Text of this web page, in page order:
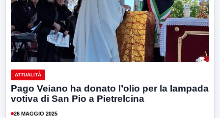
ATTUALITÀ
Pago Veiano ha donato l’olio per la lampada
votiva di San Pio a Pietrelcina
26 MAGGIO 2025